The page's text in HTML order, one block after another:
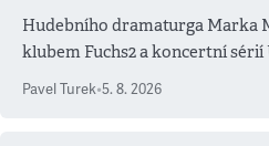
Hudebního dramaturga Marka
klubem Fuchs2 a koncertní sérií
ale atmosféra
Pavel Turek•5. 8. 2026